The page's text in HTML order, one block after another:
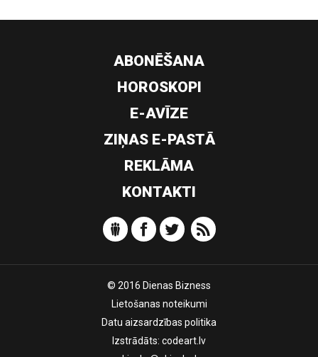
ABONĒŠANA
HOROSKOPI
E-AVĪZE
ZIŅAS E-PASTĀ
REKLĀMA
KONTAKTI
© 2016 Dienas Bizness
Lietošanas noteikumi
Datu aizsardzības politika
Izstrādāts: codeart.lv